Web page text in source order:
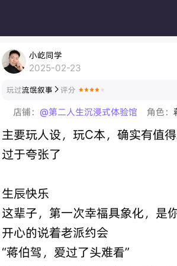
小屹同学
2025-02-23
玩过流氓叙事 评分
店铺： @第二人生沉浸式体验馆 角色：
主要玩人设，玩C本，确实有值
过于夸张了
生辰快乐
这辈子，第一次幸福具象化，是
开心的说着老派约会
“蒋伯驾，爱过了头难看”